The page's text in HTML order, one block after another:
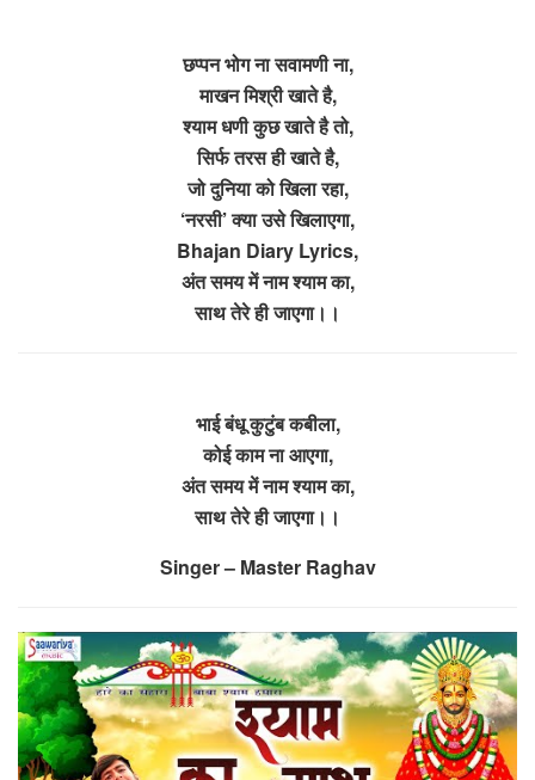
छप्पन भोग ना सवामणी ना,
माखन मिश्री खाते है,
श्याम धणी कुछ खाते है तो,
सिर्फ तरस ही खाते है,
जो दुनिया को खिला रहा,
‘नरसी’ क्या उसे खिलाएगा,
Bhajan Diary Lyrics,
अंत समय में नाम श्याम का,
साथ तेरे ही जाएगा।।
भाई बंधू कुटुंब कबीला,
कोई काम ना आएगा,
अंत समय में नाम श्याम का,
साथ तेरे ही जाएगा।।
Singer – Master Raghav